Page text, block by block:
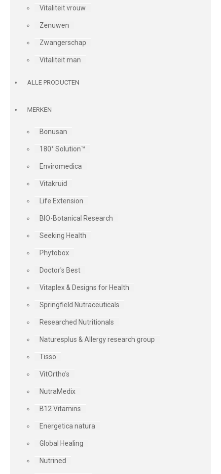
Vitaliteit vrouw
Zenuwen
Zwangerschap
Vitaliteit man
ALLE PRODUCTEN
MERKEN
Bonusan
180° Solution™
Enviromedica
Vitakruid
Life Extension
BIO-Botanical Research
Seeking Health
Phytobox
Doctor's Best
Vitaplex & Designs for Health
Springfield Nutraceuticals
Researched Nutritionals
Naturesplus & Allergy research group
Tisso
VitOrtho's
NutraMedix
B12 Vitamins
Energetica natura
Global Healing
Nutrined